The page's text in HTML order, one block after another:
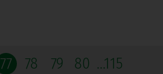
77 78 79 80 ...115